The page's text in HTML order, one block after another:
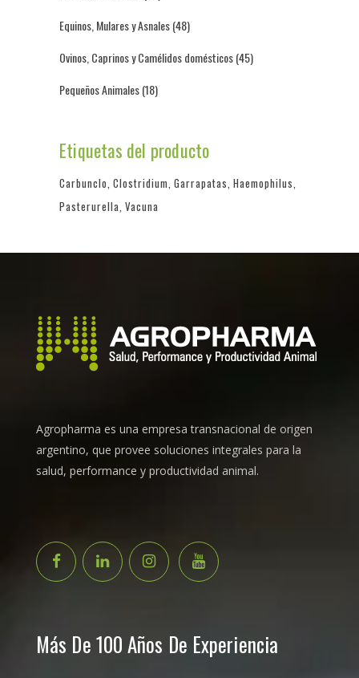
Equinos, Mulares y Asnales(48)
Ovinos, Caprinos y Camélidos domésticos(45)
Pequeños Animales(18)
Etiquetas del producto
Carbunclo Clostridium Garrapatas Haemophilus
Pasterurella Vacuna
Agropharma es una empresa transnacional de origen
argentino, que provee soluciones integrales para la
salud, performance y productividad animal.
Más De 100 Años De Experiencia